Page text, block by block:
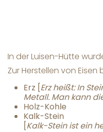
In der Luisen-Hütte
Zur Herstellen von
Erz [Erz heißt:In
Metall. Man kann
Holz-Kohle
Kalk-Stein
[Kalk-Stein ist ein